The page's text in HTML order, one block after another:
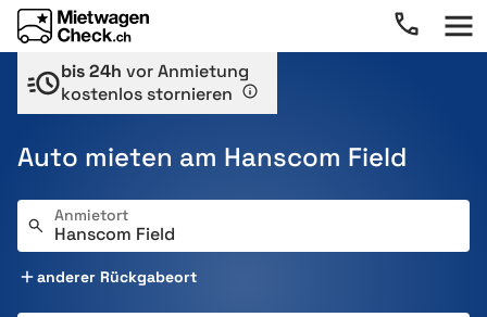
bis 24h vor Anmietung
kostenlos stornieren
Auto mieten am Hanscom Field
Anmietort
anderer Rückgabeort